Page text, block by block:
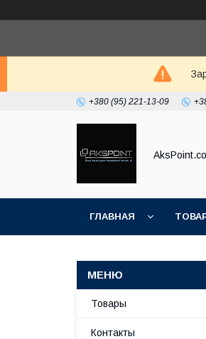
+380 (95) 221-13-09
ГЛАВНАЯ
Товары
Контакты